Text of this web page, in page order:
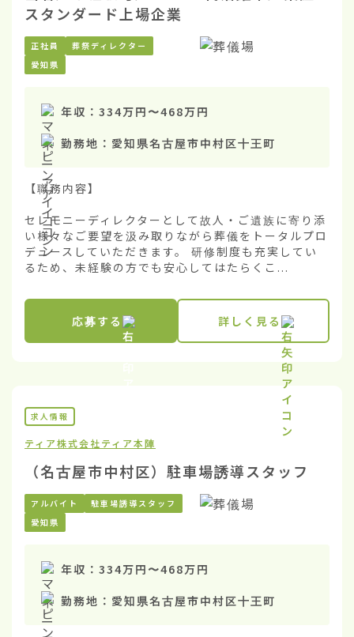
スタンダード上場企業
正社員
葬祭ディレクター
愛知県
年収： 334万円〜468万円
勤務地： 愛知県名古屋市中村区十王町
【職務内容】
セレモニーディレクターとして故人・ご遺族に寄り添
い様々なご要望を汲み取りながら葬儀をトータルプロ
デュースしていただきます。 研修制度も充実してい
るため、未経験の方でも安心してはたらくこ...
応募する 詳しく見る
求人情報
ティア株式会社ティア本陣
（名古屋市中村区）駐車場誘導スタッフ
アルバイト
駐車場誘導スタッフ
愛知県
年収： 334万円〜468万円
勤務地： 愛知県名古屋市中村区十王町